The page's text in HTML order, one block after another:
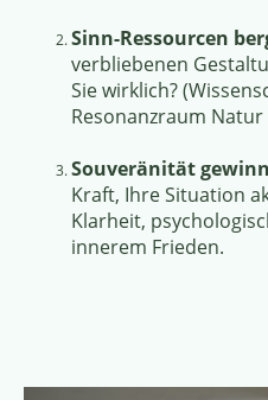
Sinn-Ressourcen
verbliebenen
Sie wirklich?
Resonanzraum
Souveränität
Kraft, Ihre Situation
Klarheit,
innerem Frieden.